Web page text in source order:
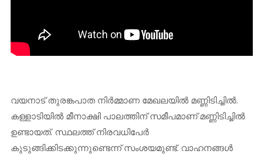
വയനാട് തുരങ്കപാത നിർമ്മാണ മേഖലയിൽ മണ്ണിടിച്ചിൽ.
കള്ളാടിയില്‍ മീനാക്ഷി പാലത്തിന് സമീപമാണ് മണ്ണിടിച്ചിൽ
ഉണ്ടായത്. സ്ഥലത്ത് നിരവധിപേർ
കുടുങ്ങിക്കിടക്കുന്നുണ്ടെന്ന് സംശയമുണ്ട്. വാഹനങ്ങൾ